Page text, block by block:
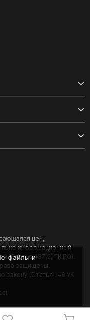
цен,
информационный
(Статья 437(2) ГК РФ).
защищены.
закону (Статья 146 УК
файлы и